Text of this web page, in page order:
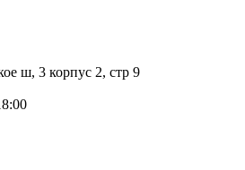
ш, 3 корпус 2, стр 9